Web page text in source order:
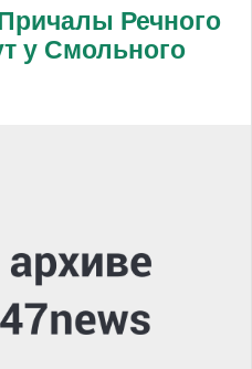
Речного
у Смольного